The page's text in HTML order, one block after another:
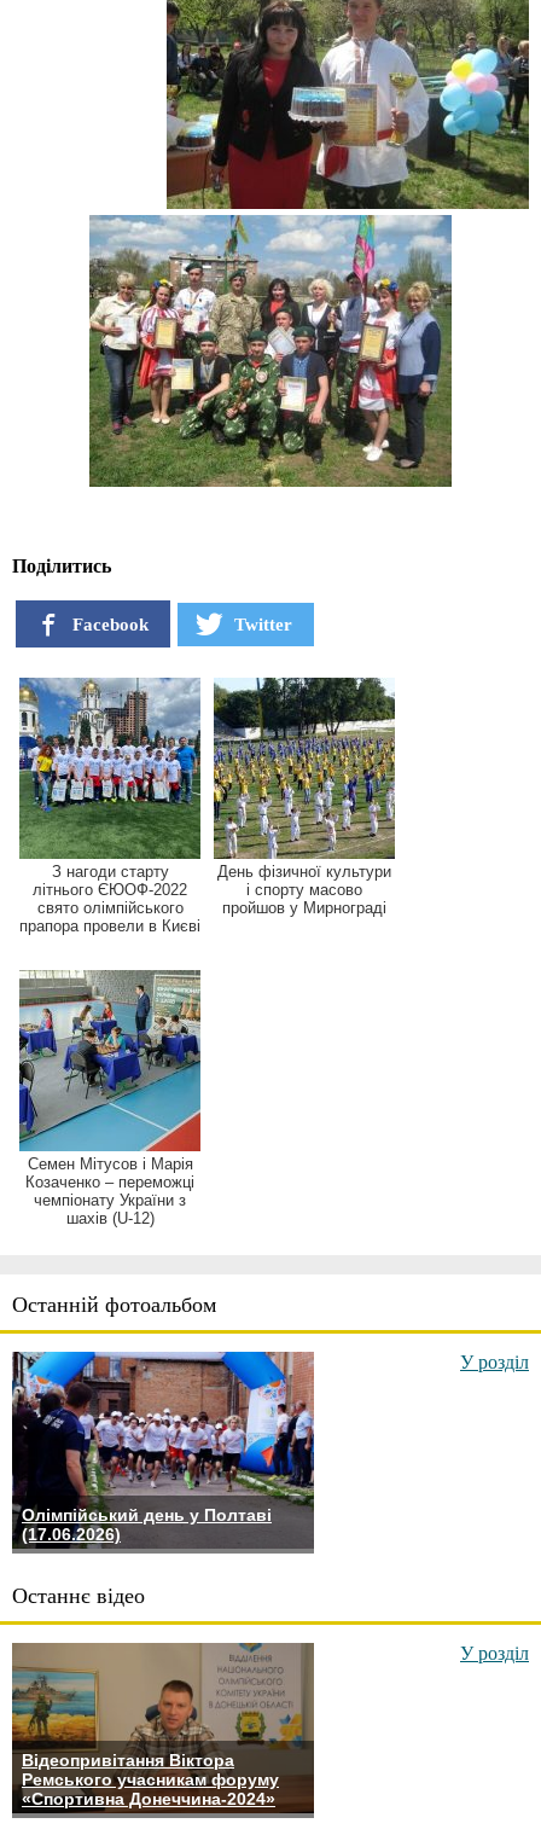
Останній фотоальбом
Олімпійський день у Полтаві
(17.06.2026)
У розділ
Останнє відео
Відеопривітання Віктора
Ремського учасникам форуму
«Спортивна Донеччина-2024»
У розділ
Поділитись
Facebook Twitter
З нагоди старту
літнього ЄЮОФ-2022
свято олімпійського
прапора провели в Києві
День фізичної культури
і спорту масово
пройшов у Мирнограді
Семен Мітусов і Марія
Козаченко – переможці
чемпіонату України з
шахів (U-12)